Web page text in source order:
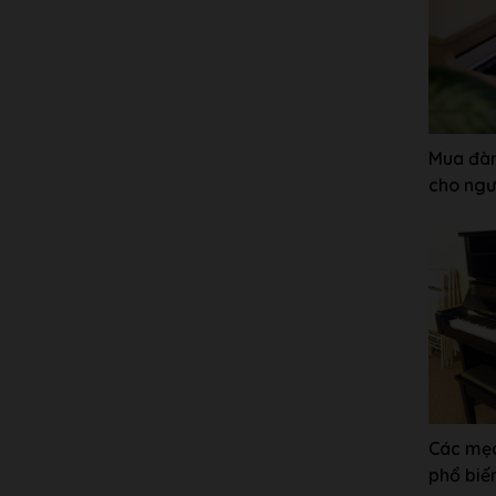
Mua
cho
Các
phổ